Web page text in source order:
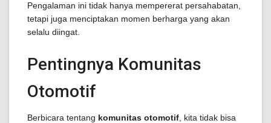
Pengalaman ini tidak hanya mempererat persahabatan,
tetapi juga menciptakan momen berharga yang akan
selalu diingat.
Pentingnya Komunitas
Otomotif
Berbicara tentang komunitas otomotif , kita tidak bisa